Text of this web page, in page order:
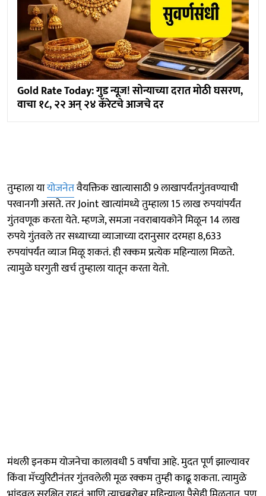
Gold Rate Today: गुड न्यूज! सोन्याच्या दरात मोठी घसरण,
वाचा १८, २२ अन् २४ कॅरेटचे आजचे दर
तुम्हाला यायोजनेतवैयक्तिक खात्यासाठी 9 लाखापर्यंतगुंतवण्याची
परवानगी असते. तर Joint खात्यांमध्ये तुम्हाला 15 लाख रुपयांपर्यंत
गुंतवणूक करता येते. म्हणजे, समजा नवराबायकोने मिळून 14 लाख
रुपये गुंतवले तर सध्याच्या व्याजाच्या दरानुसार दरमहा 8,633
रुपयांपर्यंत व्याज मिळू शकतं. ही रक्कम प्रत्येक महिन्याला मिळते.
त्यामुळे घरगुती खर्च तुम्हाला यातून करता येतो.
मंथली इनकम योजनेचा कालावधी 5 वर्षांचा आहे. मुदत पूर्ण झाल्यावर
किंवा मॅच्युरिटीनंतर गुंतवलेली मूळ रक्कम तुम्ही काढू शकता. त्यामुळे